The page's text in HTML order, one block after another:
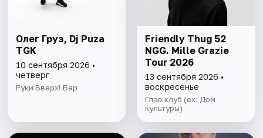
Олег Груз, Dj Puza
TGK
10 сентября 2026 •
четверг
Руки Вверх! Бар
Friendly Thug 52
NGG. Mille Grazie
Tour 2026
13 сентября 2026 •
воскресенье
Глав клуб (ex. Дом
культуры)